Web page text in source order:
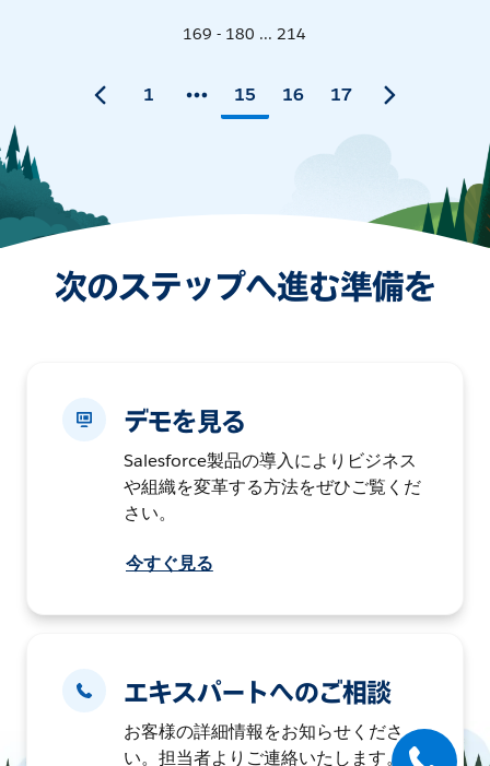
169 - 180 ... 214
1 15 16 17
次のステップへ進む準備を
デモを見る
Salesforce製品の導入によりビジネス
や組織を変革する方法をぜひご覧くだ
さい。
今すぐ見る
エキスパートへのご相談
お客様の詳細情報をお知らせくださ
い。担当者よりご連絡いたします。